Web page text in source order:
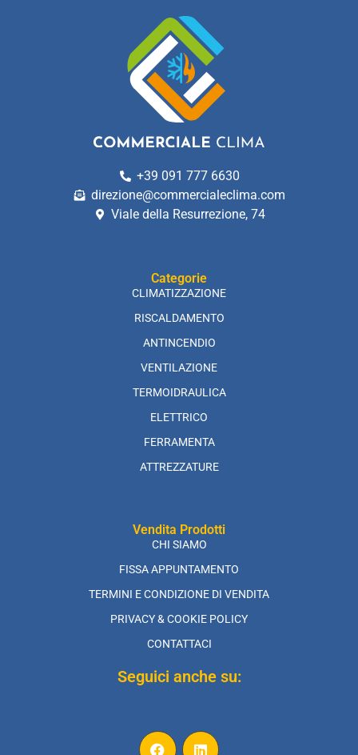
+39 091 777 6630
direzione@commercialeclima.com
Viale della Resurrezione, 74
Categorie
CLIMATIZZAZIONE
RISCALDAMENTO
ANTINCENDIO
VENTILAZIONE
TERMOIDRAULICA
ELETTRICO
FERRAMENTA
ATTREZZATURE
Vendita Prodotti
CHI SIAMO
FISSA APPUNTAMENTO
TERMINI E CONDIZIONE DI VENDITA
PRIVACY & COOKIE POLICY
CONTATTACI
Seguici anche su: